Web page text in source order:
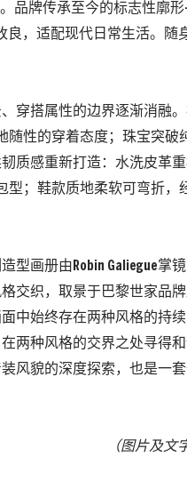
品牌传承至今的标志性廓
良， 适配现代日常生活。 随
穿搭属性的边界逐渐消融。
随性的穿着态度；珠宝突破
质感重新打造： 水洗皮革
型； 鞋款质地柔软可弯折，
型画册由 Robin Galiegue掌镜
交织，取景于巴黎世家品
面中始终存在两种风格的持续
两种风格的交界之处寻得
风貌的深度探索， 也是一
（图片及文